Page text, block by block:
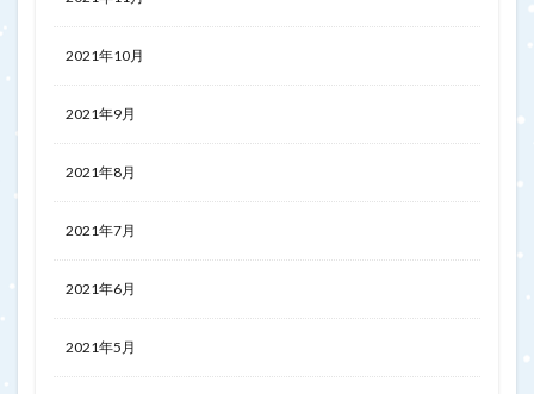
2021年10月
2021年9月
2021年8月
2021年7月
2021年6月
2021年5月